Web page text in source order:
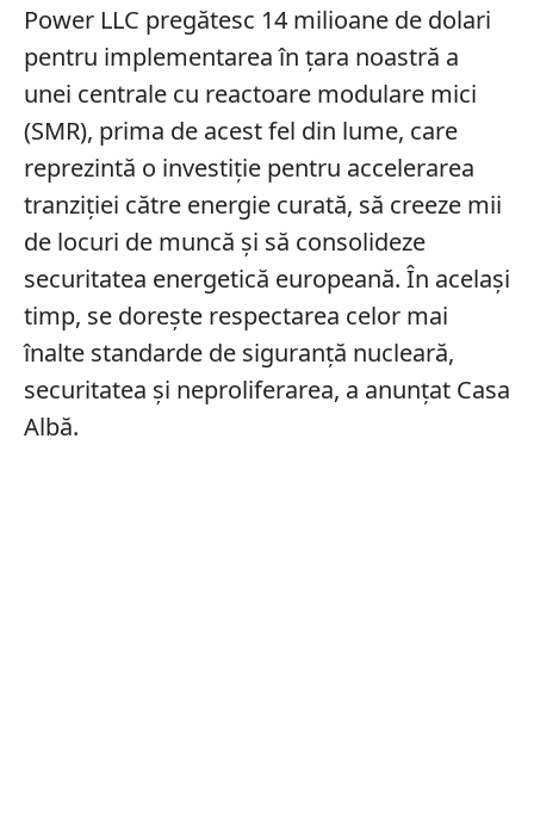
Power LLC pregătesc 14 milioane de dolari
pentru implementarea în țara noastră a
unei centrale cu reactoare modulare mici
(SMR), prima de acest fel din lume, care
reprezintă o investiţie pentru accelerarea
tranziţiei către energie curată, să creeze mii
de locuri de muncă şi să consolideze
securitatea energetică europeană. În același
timp, se dorește respectarea celor mai
înalte standarde de siguranţă nucleară,
securitatea şi neproliferarea, a anunțat Casa
Albă.